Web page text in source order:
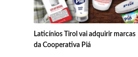
Laticínios Tirol vai adquirir marcas
da Cooperativa Piá